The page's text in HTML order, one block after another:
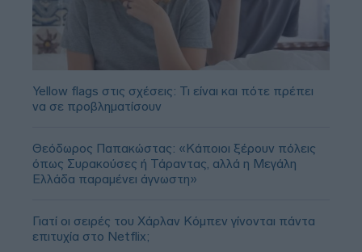
Yellow flags στις σχέσεις: Τι είναι και πότε πρέπει
να σε προβληματίσουν
Θεόδωρος Παπακώστας: «Κάποιοι ξέρουν πόλεις
όπως Συρακούσες ή Τάραντας, αλλά η Μεγάλη
Ελλάδα παραμένει άγνωστη»
Γιατί οι σειρές του Χάρλαν Κόμπεν γίνονται πάντα
επιτυχία στο Netflix;